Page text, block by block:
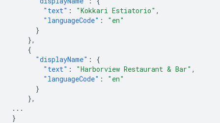
"text" : "Kokkari Estiatorio" ,
"languageCode" :
"en"
}
},
{
"displayName" :
{
"text" : "Harborview Restaurant & Bar" ,
"languageCode" :
"en"
}
},
...
}